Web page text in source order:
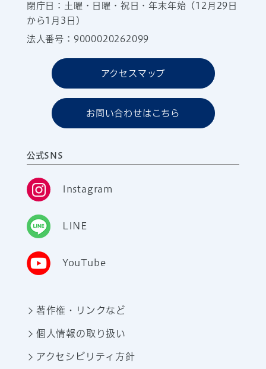
閉庁日：土曜・日曜・祝日・年末年始（12月29日
から1月3日）
法人番号：9000020262099
アクセスマップ
お問い合わせはこちら
公式SNS
Instagram
LINE
YouTube
著作権・リンクなど
個人情報の取り扱い
アクセシビリティ方針